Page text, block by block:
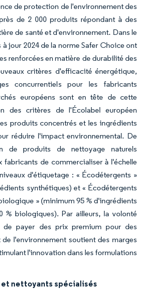
de protection de l'environnement des
de 2 000 produits répondant à des
de santé et d'environnement. Dans le
à jour 2024 de la norme Safer Choice ont
renforcées en matière de durabilité des
critères d'efficacité énergétique,
concurrentiels pour les fabricants
européens sont en tête de cette
des critères de l'Écolabel européen
produits concentrés et les ingrédients
réduire l'impact environnemental. De
de produits de nettoyage naturels
fabricants de commercialiser à l'échelle
d'étiquetage : « Écodétergents »
synthétiques) et « Écodétergents
» (minimum 95 % d'ingrédients
% biologiques). Par ailleurs, la volonté
de payer des prix premium pour des
l'environnement soutient des marges
l'innovation dans les formulations
nettoyants spécialisés